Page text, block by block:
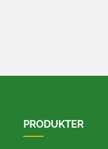
PRODUKTER